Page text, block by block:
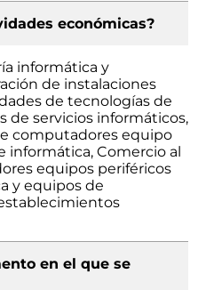
económicas?
informática y
de instalaciones
de tecnologías de
de servicios informáticos,
computadores equipo
informática, Comercio al
equipos periféricos
y equipos de
en el que se